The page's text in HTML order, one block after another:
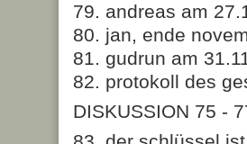
79. andreas am
80. jan, ende
81. gudrun am
82. protokoll des
DISKUSSION 75 -